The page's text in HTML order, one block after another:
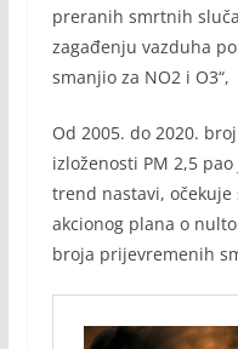
preranih smrtnih
zagađenju vazduha
smanjio za NO2 i O3“,
Od 2005. do 2020.
izloženosti PM 2,5 pao
trend nastavi,
akcionog plana o
broja prijevremenih